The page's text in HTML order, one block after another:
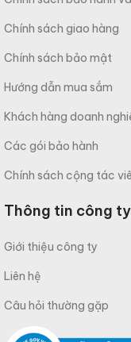
Chính sách giao hàng
Chính sách bảo mật
Hướng dẫn mua sắm
Khách hàng doanh
Các gói bảo hành
Chính sách cộng tác
Thông tin công ty
Giới thiệu công ty
Liên hệ
Câu hỏi thường gặp